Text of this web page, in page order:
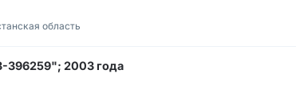
область
2003 года